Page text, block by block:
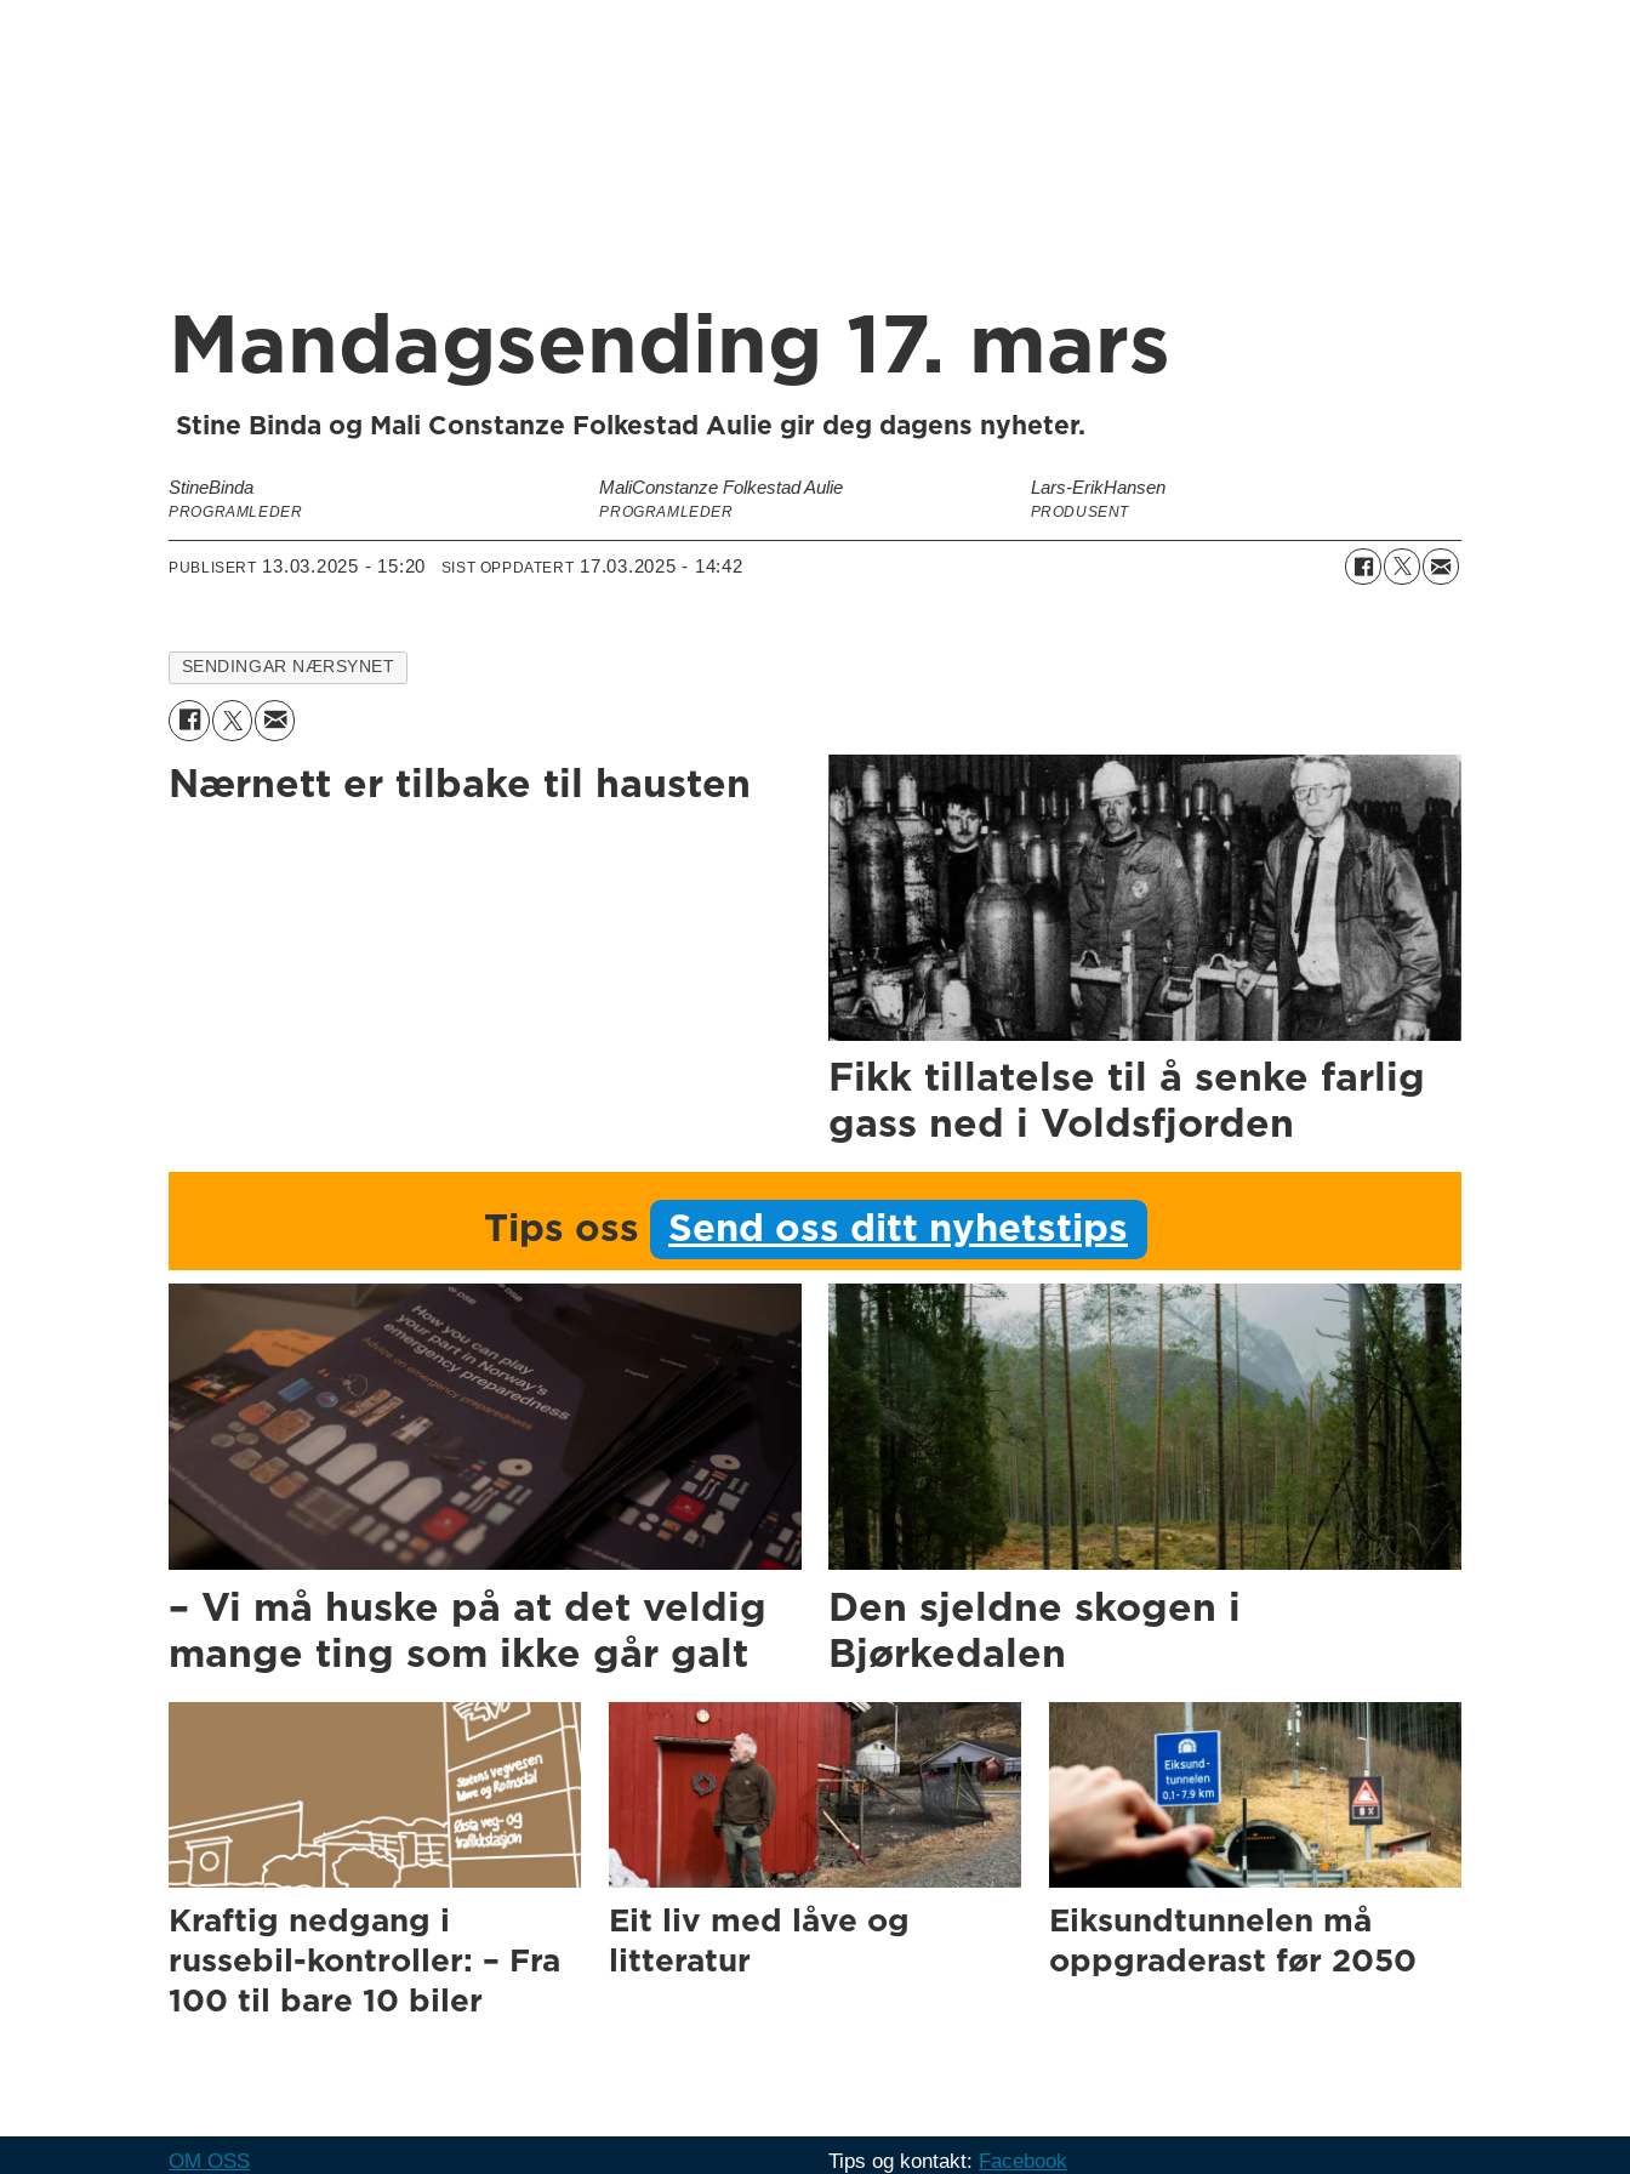
Mandagsending 17. mars
Stine Binda og Mali Constanze Folkestad Aulie gir deg dagens nyheter.
StineBinda
PROGRAMLEDER
MaliConstanze Folkestad Aulie
PROGRAMLEDER
Lars-ErikHansen
PRODUSENT
PUBLISERT 13.03.2025 - 15:20 SIST OPPDATERT 17.03.2025 - 14:42
SENDINGAR NÆRSYNET
Nærnett er tilbake til hausten
Fikk tillatelse til å senke farlig
gass ned i Voldsfjorden
Tips oss Send oss ditt nyhetstips
– Vi må huske på at det veldig
mange ting som ikke går galt
Den sjeldne skogen i
Bjørkedalen
Kraftig nedgang i
russebil-kontroller: – Fra
100 til bare 10 biler
Eit liv med låve og
litteratur
Eiksundtunnelen må
oppgraderast før 2050
OM OSS Tips og kontakt: Facebook